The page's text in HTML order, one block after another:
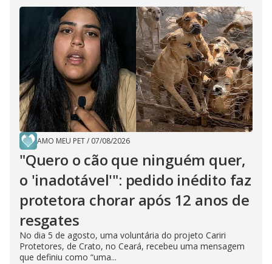
AMO MEU PET/ 07/08/2026
"Quero o cão que ninguém quer,
o 'inadotável'": pedido inédito faz
protetora chorar após 12 anos de
resgates
No dia 5 de agosto, uma voluntária do projeto Cariri
Protetores, de Crato, no Ceará, recebeu uma mensagem
que definiu como “uma...